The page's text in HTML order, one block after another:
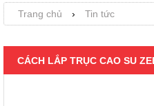
Trang chủ › Tin tức
CÁCH LẮP TRỤC CAO SU